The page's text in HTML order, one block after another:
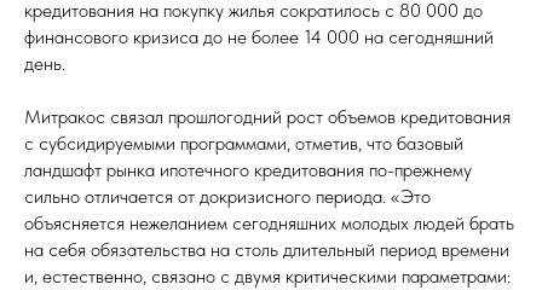
кредитования на покупку жилья сократилось с 80 000 до
финансового кризиса до не более 14 000 на сегодняшний
день.
Митракос связал прошлогодний рост объемов кредитования
с субсидируемыми программами, отметив, что базовый
ландшафт рынка ипотечного кредитования по-прежнему
сильно отличается от докризисного периода. «Это
объясняется нежеланием сегодняшних молодых людей брать
на себя обязательства на столь длительный период времени
и, естественно, связано с двумя критическими параметрами: